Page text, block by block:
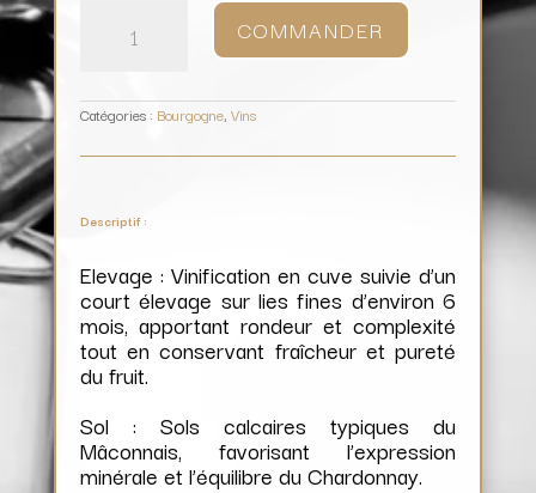
de
Viré
COMMANDER
Catégories : Bourgogne, Vins
Descriptif :
Elevage : Vinification en cuve suivie d’un
court élevage sur lies fines d’environ 6
mois, apportant rondeur et complexité
tout en conservant fraîcheur et pureté
du fruit.
Sol : Sols calcaires typiques du
Mâconnais, favorisant l’expression
minérale et l’équilibre du Chardonnay.